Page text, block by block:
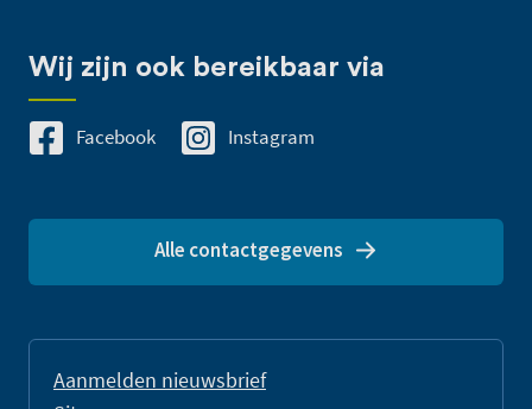
Wij zijn ook bereikbaar via
Facebook Instagram
Alle contactgegevens
Aanmelden nieuwsbrief